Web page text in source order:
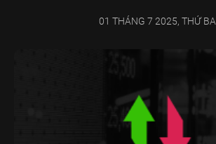
01 THÁNG 7 2025, THỨ BA